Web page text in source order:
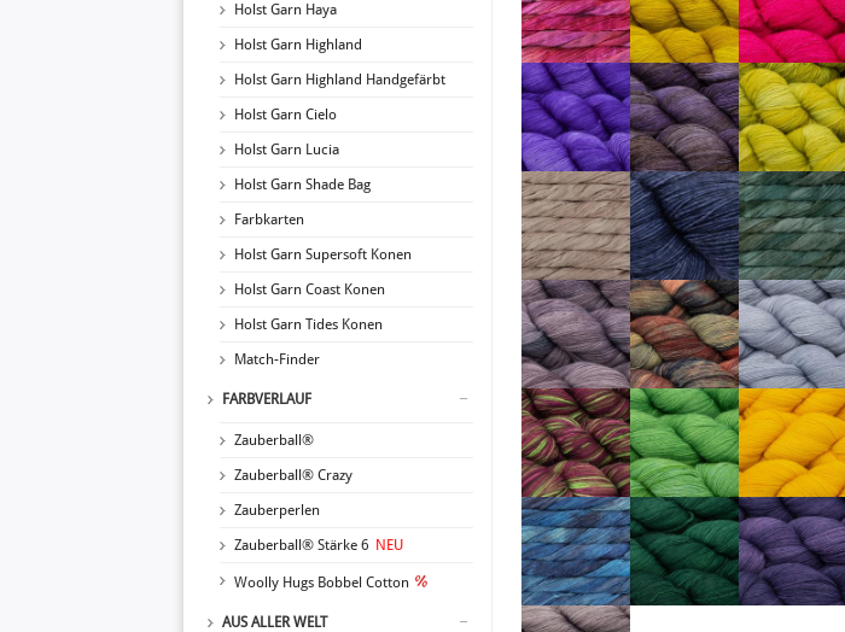
Holst Garn Haya
Holst Garn Highland
Holst Garn Highland Handgefärbt
Holst Garn Cielo
Holst Garn Lucia
Holst Garn Shade Bag
Farbkarten
Holst Garn Supersoft Konen
Holst Garn Coast Konen
Holst Garn Tides Konen
Match-Finder
FARBVERLAUF
Zauberball®
Zauberball® Crazy
Zauberperlen
Zauberball® Stärke 6 NEU
Woolly Hugs Bobbel Cotton
AUS ALLER WELT